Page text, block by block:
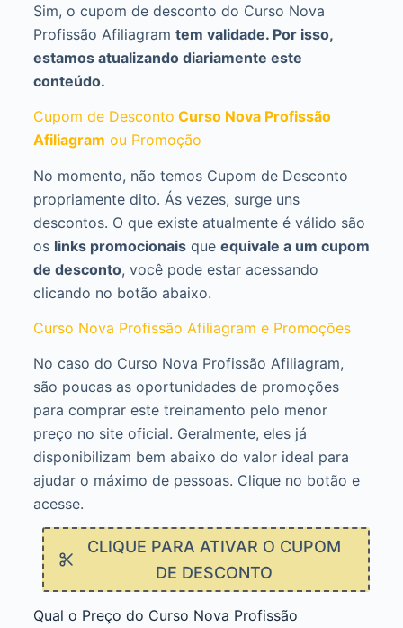
Sim, o cupom de desconto do Curso Nova
Profissão Afiliagram tem validade. Por isso,
estamos atualizando diariamente este
conteúdo.
Cupom de Desconto Curso Nova Profissão
Afiliagram ou Promoção
No momento, não temos Cupom de Desconto
propriamente dito. Ás vezes, surge uns
descontos. O que existe atualmente é válido são
os links promocionaisque equivale a um cupom
de desconto, você pode estar acessando
clicando no botão abaixo.
Curso Nova Profissão Afiliagram e Promoções
No caso do Curso Nova Profissão Afiliagram,
são poucas as oportunidades de promoções
para comprar este treinamento pelo menor
preço no site oficial. Geralmente, eles já
disponibilizam bem abaixo do valor ideal para
ajudar o máximo de pessoas. Clique no botão e
acesse.
CLIQUE PARA ATIVAR O CUPOM
DE DESCONTO
Qual o Preço do Curso Nova Profissão